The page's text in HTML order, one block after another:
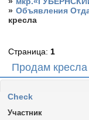
» Объявления
кресла
Продам кресла
Страница: 1
Check
Участник